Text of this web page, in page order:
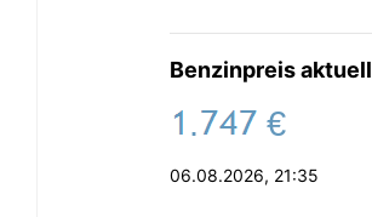
Benzinpreis aktuell
. €
06.08.2026, 21:35